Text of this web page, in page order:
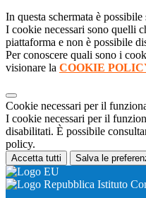
In questa schermata è
I cookie necessari sono quelli
piattaforma e non è possibile
Per conoscere quali sono i
visionare la COOKIE
Cookie necessari per il
I cookie necessari per il
disabilitati. È possibile
policy.
Accetta tutti Salva le
Istituto